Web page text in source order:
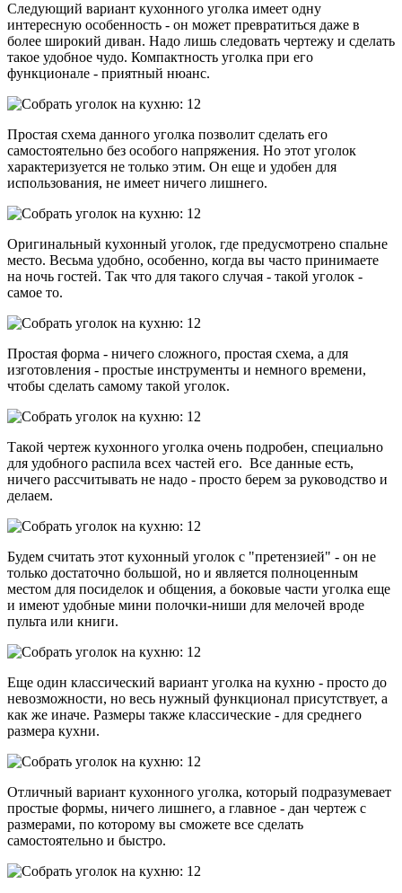
Следующий вариант кухонного уголка имеет одну
интересную особенность - он может превратиться даже в
более широкий диван. Надо лишь следовать чертежу и сделать
такое удобное чудо. Компактность уголка при его
функционале - приятный нюанс.
Простая схема данного уголка позволит сделать его
самостоятельно без особого напряжения. Но этот уголок
характеризуется не только этим. Он еще и удобен для
использования, не имеет ничего лишнего.
Оригинальный кухонный уголок, где предусмотрено спальне
место. Весьма удобно, особенно, когда вы часто принимаете
на ночь гостей. Так что для такого случая - такой уголок -
самое то.
Простая форма - ничего сложного, простая схема, а для
изготовления - простые инструменты и немного времени,
чтобы сделать самому такой уголок.
Такой чертеж кухонного уголка очень подробен, специально
для удобного распила всех частей его. Все данные есть,
ничего рассчитывать не надо - просто берем за руководство и
делаем.
Будем считать этот кухонный уголок с "претензией" - он не
только достаточно большой, но и является полноценным
местом для посиделок и общения, а боковые части уголка еще
и имеют удобные мини полочки-ниши для мелочей вроде
пульта или книги.
Еще один классический вариант уголка на кухню - просто до
невозможности, но весь нужный функционал присутствует, а
как же иначе. Размеры также классические - для среднего
размера кухни.
Отличный вариант кухонного уголка, который подразумевает
простые формы, ничего лишнего, а главное - дан чертеж с
размерами, по которому вы сможете все сделать
самостоятельно и быстро.